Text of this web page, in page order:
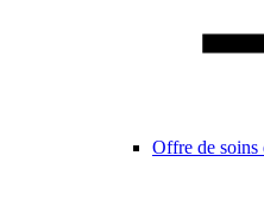
Offre de soins